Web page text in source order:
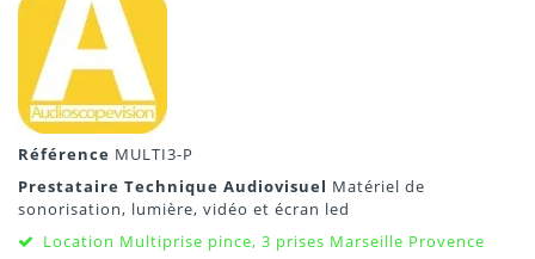
Référence MULTI3-P
Prestataire Technique Audiovisuel Matériel de
sonorisation, lumière, vidéo et écran led
Location Multiprise pince, 3 prises Marseille Provence